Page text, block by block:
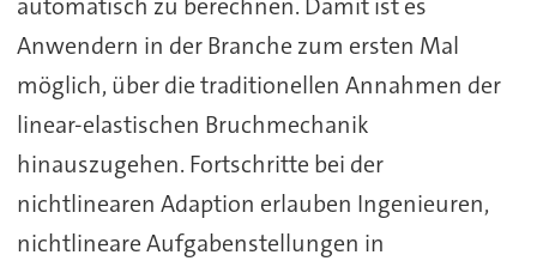
Anwendern in der Branche zum ersten Mal
möglich, über die traditionellen Annahmen der
linear-elastischen Bruchmechanik
hinauszugehen. Fortschritte bei der
nichtlinearen Adaption erlauben Ingenieuren,
nichtlineare Aufgabenstellungen in